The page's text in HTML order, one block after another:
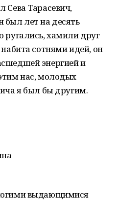
Сева Тарасевич,
был лет на десять
хамили друг
сотнями идей, он
энергией и
нас, молодых
я был бы другим.
выдающимися